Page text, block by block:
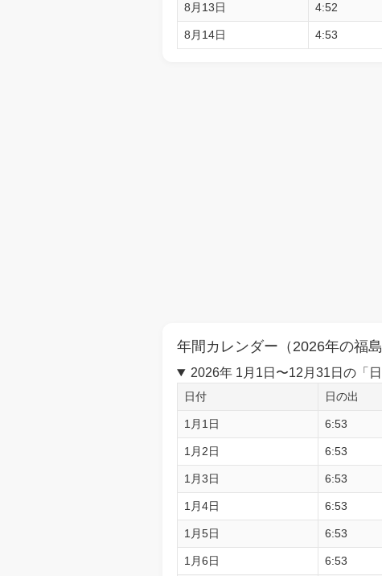
8月13日 4:52
8月14日 4:53
年間カレンダー（2026年の福島
2026年 1月1日〜12月31日の「
日付 日の出
1月1日 6:53
1月2日 6:53
1月3日 6:53
1月4日 6:53
1月5日 6:53
1月6日 6:53